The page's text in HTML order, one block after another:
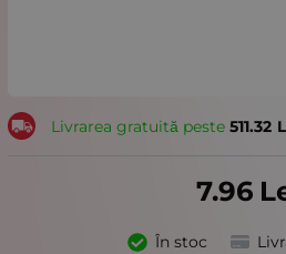
Livrarea gratuită peste 511.32
7.96
În stoc